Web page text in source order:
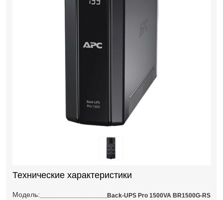
Технические характеристики
Модель: Back-UPS Pro 1500VA BR1500G-RS